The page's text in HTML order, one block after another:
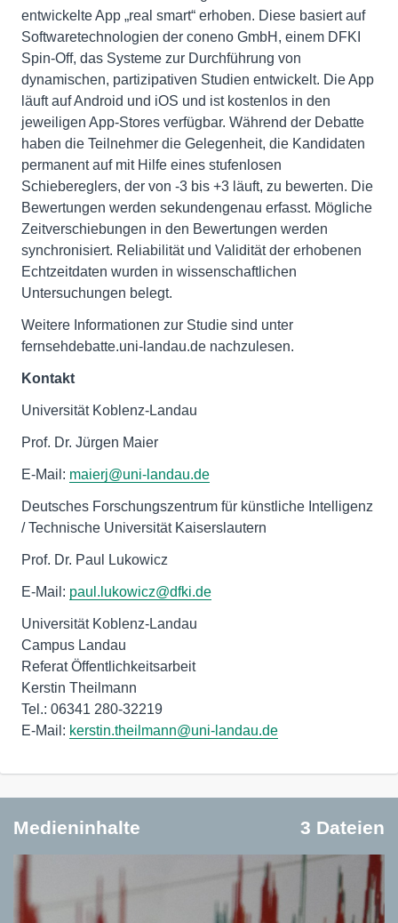
entwickelte App „real smart“ erhoben. Diese basiert auf
Softwaretechnologien der coneno GmbH, einem DFKI
Spin-Off, das Systeme zur Durchführung von
dynamischen, partizipativen Studien entwickelt. Die App
läuft auf Android und iOS und ist kostenlos in den
jeweiligen App-Stores verfügbar. Während der Debatte
haben die Teilnehmer die Gelegenheit, die Kandidaten
permanent auf mit Hilfe eines stufenlosen
Schiebereglers, der von -3 bis +3 läuft, zu bewerten. Die
Bewertungen werden sekundengenau erfasst. Mögliche
Zeitverschiebungen in den Bewertungen werden
synchronisiert. Reliabilität und Validität der erhobenen
Echtzeitdaten wurden in wissenschaftlichen
Untersuchungen belegt.
Weitere Informationen zur Studie sind unter
fernsehdebatte.uni-landau.de nachzulesen.
Kontakt
Universität Koblenz-Landau
Prof. Dr. Jürgen Maier
E-Mail: maierj@uni-landau.de
Deutsches Forschungszentrum für künstliche Intelligenz
/ Technische Universität Kaiserslautern
Prof. Dr. Paul Lukowicz
E-Mail: paul.lukowicz@dfki.de
Universität Koblenz-Landau
Campus Landau
Referat Öffentlichkeitsarbeit
Kerstin Theilmann
Tel.: 06341 280-32219
E-Mail: kerstin.theilmann@uni-landau.de
Medieninhalte 3 Dateien